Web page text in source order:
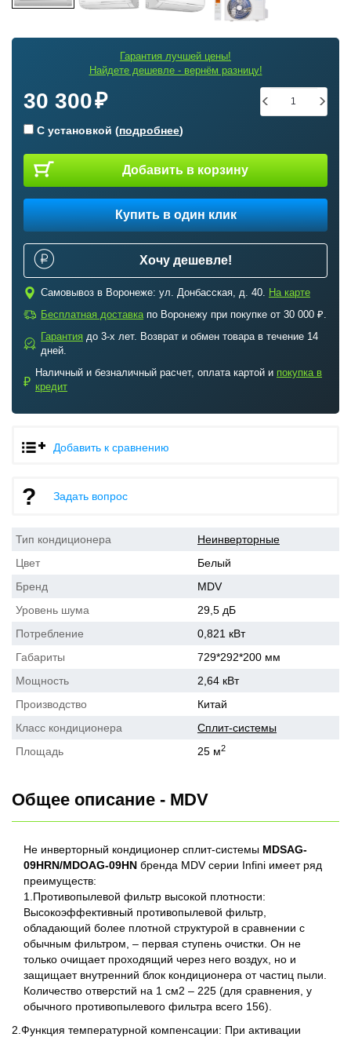
Гарантия лучшей цены!
Найдете дешевле - вернём разницу!
30 300
С установкой (подробнее)
Добавить в корзину
Купить в один клик
Хочу дешевле!
c Самовывоз в Воронеже: ул. Донбасская, д. 40. На карте
a Бесплатная доставкапо Воронежу при покупке от 30 000 ₽.
b
Гарантия до 3-х лет. Возврат и обмен товара в течение 14
дней.
₽
Наличный и безналичный расчет, оплата картой и покупка в
кредит
Добавить к сравнению
Задать вопрос
Тип кондиционера
Неинверторные
Цвет
Белый
Бренд
MDV
Уровень шума
29,5 дБ
Потребление
0,821 кВт
Габариты
729*292*200 мм
Мощность
2,64 кВт
Производство
Китай
Класс кондиционера
Сплит-системы
Площадь
25 м2
Общее описание - MDV
Не инверторный кондиционер сплит-системы MDSAG-
09HRN/MDOAG-09HN бренда MDV серии Infini имеет ряд
преимуществ:
1.Противопылевой фильтр высокой плотности:
Высокоэффективный противопылевой фильтр,
обладающий более плотной структурой в сравнении с
обычным фильтром, – первая ступень очистки. Он не
только очищает проходящий через него воздух, но и
защищает внутренний блок кондиционера от частиц пыли.
Количество отверстий на 1 см2 – 225 (для сравнения, у
обычного противопылевого фильтра всего 156).
2.Функция температурной компенсации: При активации